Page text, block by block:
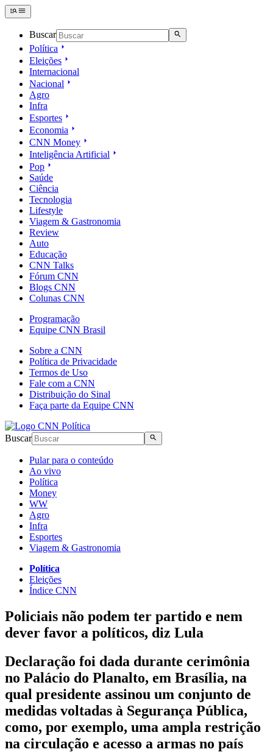
Buscar
Política
Eleições
Internacional
Nacional
Agro
Infra
Esportes
Economia
CNN Money
Inteligência Artificial
Pop
Saúde
Ciência
Tecnologia
Lifestyle
Viagem & Gastronomia
Review
Auto
Educação
CNN Talks
Fórum CNN
Blogs CNN
Colunas CNN
Programação
Equipe CNN Brasil
Sobre a CNN
Política de Privacidade
Termos de Uso
Fale com a CNN
Distribuição do Sinal
Faça parte da Equipe CNN
Buscar
Pular para o conteúdo
Ao vivo
Política
Money
WW
Agro
Infra
Esportes
Viagem & Gastronomia
Política
Eleições
Índice CNN
Policiais não podem ter partido e nem
dever favor a políticos, diz Lula
Declaração foi dada durante cerimônia
no Palácio do Planalto, em Brasília, na
qual presidente assinou um conjunto de
medidas voltadas à Segurança Pública,
como, por exemplo, uma ampla restrição
na circulação e acesso a armas no país